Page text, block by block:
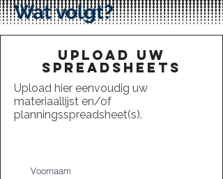
Wat volgt?
Upload uw
spreadsheets
Upload hier eenvoudig uw
materiaallijst en/of
planningsspreadsheet(s).
Voornaam